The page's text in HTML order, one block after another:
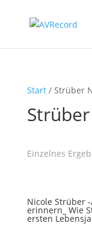
Start/ Strüber
Einzelnes
Nicole Strüber
erinnern_ Wie
ersten